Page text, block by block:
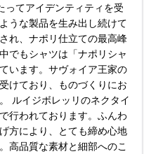
ってアイデンティティを受
うな製品を生み出し続けて
れ、ナポリ仕立ての最高峰
でもシャツは「ナポリシャ
います。サヴォイア王家の
けており、ものづくりにお
ルイジボレッリのネクタイ
行われております。ふんわ
方により、とても締め心地
高品質な素材と細部へのこ